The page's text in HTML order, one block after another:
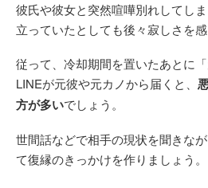
彼氏や彼女と突然喧嘩別れしてし
立っていたとしても後々寂しさを感
従って、冷却期間を置いたあとに
LINEが元彼や元カノから届くと、
方が多いでしょう。
世間話などで相手の現状を聞きな
て復縁のきっかけを作りましょう。